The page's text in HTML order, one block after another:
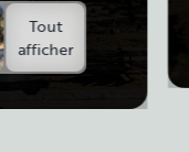
Tout
afficher